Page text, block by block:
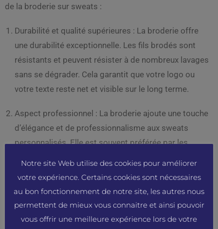
de la broderie sur sweats :
Durabilité et qualité supérieures : La broderie offre
une durabilité exceptionnelle. Les fils brodés sont
résistants et peuvent résister à de nombreux lavages
sans se dégrader. Cela garantit que votre logo ou
votre texte reste net et visible sur le long terme.
Aspect professionnel : La broderie ajoute une touche
d’élégance et de professionnalisme aux sweats
personnalisés. Elle est souvent préférée par les
Texture et relief : Contrairement à l’impression qui est
plate, la broderie ajoute une texture et un relief subtil
aux sweats personnalisés. Cela crée une sensation
Notre site Web utilise des cookies pour améliorer
votre expérience. Certains cookies sont nécessaires
au bon fonctionnement de notre site, les autres nous
permettent de mieux vous connaitre et ainsi pouvoir
vous offrir une meilleure expérience lors de votre